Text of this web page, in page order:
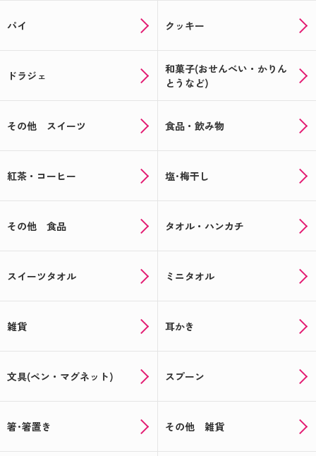
パイ クッキー
ドラジェ
和菓子(おせんべい・かりん
とうなど)
その他 スイーツ 食品・飲み物
紅茶・コーヒー 塩･梅干し
その他 食品 タオル・ハンカチ
スイーツタオル ミニタオル
雑貨 耳かき
文具(ペン・マグネット) スプーン
箸･箸置き その他 雑貨